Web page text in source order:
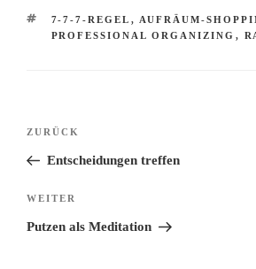
SCHLAGWÖRTER
7-7-7-REGEL , AUFRÄUM-
PROFESSIONAL ORGANIZING ,
Beitragsnavigation
Vorheriger
Beitrag
ZURÜCK
Entscheidungen treffen
Nächster
Beitrag
WEITER
Putzen als Meditation